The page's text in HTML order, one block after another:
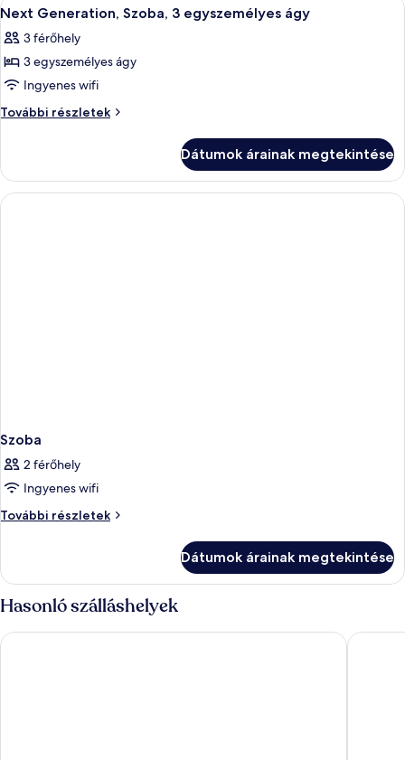
részletei
következő
szoba
összes
képének
megtekintése:
Szoba,
3
egyszemélyes
8
Next Generation, Szoba, 3 egyszemélyes ágy
3 férőhely
3 egyszemélyes ágy
Ingyenes wifi
További részletek
Next
egyszemélyes
ágy
további
Dátumok árainak megtekintése
Szoba
2 férőhely
Ingyenes wifi
További részletek
Szoba
Dátumok árainak megtekintése
Hasonló szálláshelyek
Premiere Classe Lyon Centre - Gare Part Dieu